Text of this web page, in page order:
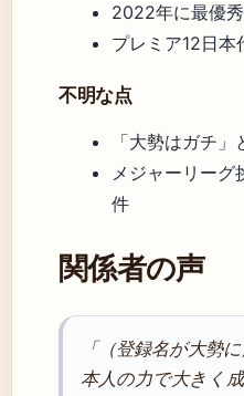
2022年に最優
プレミア12日本
不明な点
「大勢はガチ
メジャーリーグ
件
関係者の声
「（登録名が大勢
本人の力で大きく